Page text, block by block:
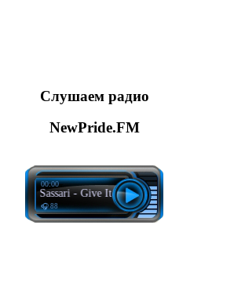
Слушаем радио
NewPride.FM
Matt Sassari - Give It To Me
00:00
🎧 88